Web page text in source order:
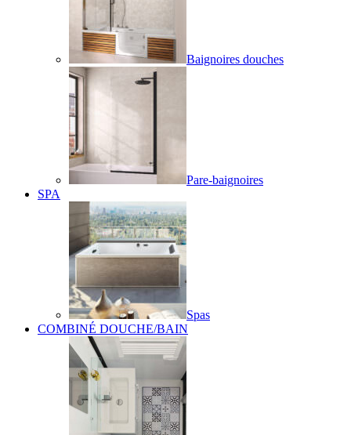
Baignoires douches
Pare-baignoires
SPA
Spas
COMBINÉ DOUCHE/BAIN